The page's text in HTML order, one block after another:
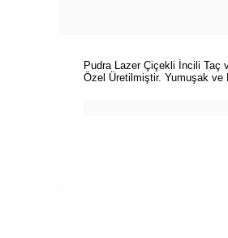
Pudra Lazer Çiçekli İncili Taç
Özel Üretilmiştir. Yumuşak ve